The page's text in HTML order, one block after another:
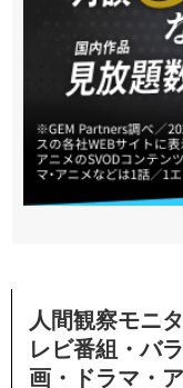
人間観察モニ
レビ番組・バ
画・ドラマ・